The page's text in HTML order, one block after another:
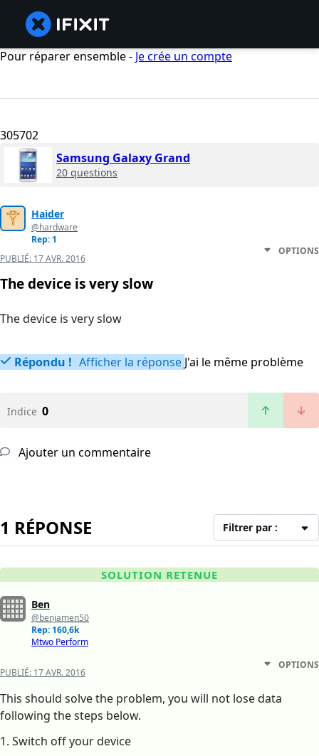
Pour réparer ensemble - Je crée un compte
305702
Samsung Galaxy Grand
20 questions
Haider
@hardware
Rep: 1
PUBLIÉ: 17 AVR. 2016
OPTIONS
The device is very slow
The device is very slow
Répondu ! Afficher la réponse J'ai le même problème
Indice 0
Ajouter un commentaire
1 RÉPONSE Filtrer par :
SOLUTION RETENUE
Ben
@benjamen50
Rep: 160,6k
Mtwo Perform
PUBLIÉ: 17 AVR. 2016
OPTIONS
This should solve the problem, you will not lose data
following the steps below.
1. Switch off your device